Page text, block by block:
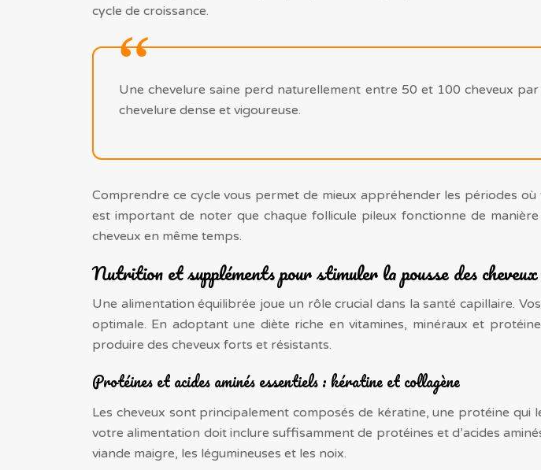
cycle de croissance.
Une chevelure saine perd naturellement entre 50 et 100 cheveux
chevelure dense et vigoureuse.
Comprendre ce cycle vous permet de mieux appréhender les périodes
est important de noter que chaque follicule pileux fonctionne de
cheveux en même temps.
Nutrition et suppléments pour stimuler la pousse des cheveux
Une alimentation équilibrée joue un rôle crucial dans la santé capillaire.
optimale. En adoptant une diète riche en vitamines, minéraux et
produire des cheveux forts et résistants.
Protéines et acides aminés essentiels : kératine et collagène
Les cheveux sont principalement composés de kératine, une protéine
votre alimentation doit inclure suffisamment de protéines et d’acides
viande maigre, les légumineuses et les noix.